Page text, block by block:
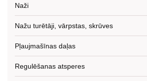
Naži
Nažu turētāji, vārpstas, skrūves
Pļaujmašīnas daļas
Regulēšanas atsperes